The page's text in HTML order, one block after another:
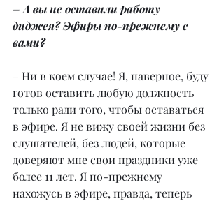
– А вы не оставили работу
диджея? Эфиры по-прежнему с
вами?
– Ни в коем случае! Я, наверное, буду
готов оставить любую должность
только ради того, чтобы оставаться
в эфире. Я не вижу своей жизни без
слушателей, без людей, которые
доверяют мне свои праздники уже
более 11 лет. Я по-прежнему
нахожусь в эфире, правда, теперь